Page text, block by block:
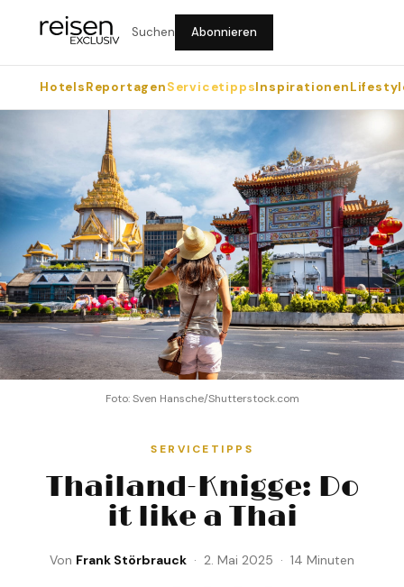
Suchen Abonnieren
HotelsReportagenServicetippsInspirationen
Foto: Sven Hansche/Shutterstock.com
SERVICETIPPS
Thailand-Knigge: Do
it like a Thai
Von Frank Störbrauck · 2. Mai 2025 · 14 Minuten